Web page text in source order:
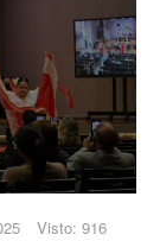
Visto: 916